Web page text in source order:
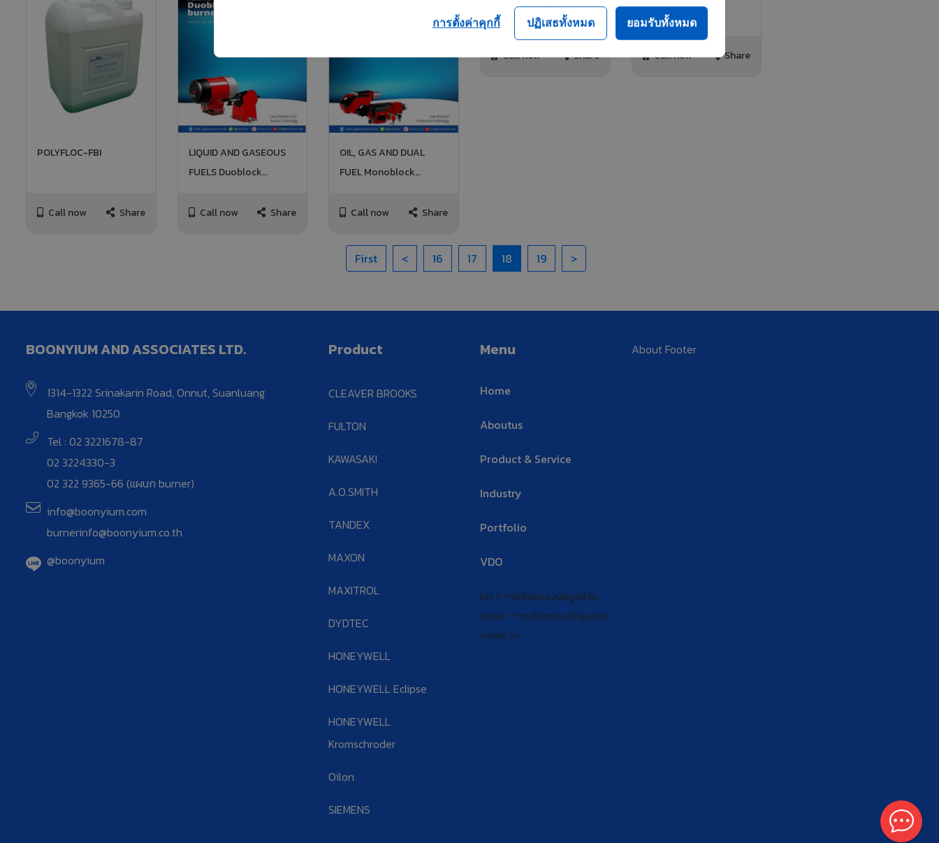
POLYFLOC-FBI
Call now Share
LIQUID AND GASEOUS
FUELS Duoblock
Call now
Share
OIL, GAS AND DUAL
FUEL Monoblock
Call now
Share
Call now Share Call now Share
First < 16 17 18 19 >
BOONYIUM AND ASSOCIATES LTD.
1314-1322 Srinakarin Road, Onnut, Suanluang
Bangkok 10250
Tel : 02 3221678-87
02 3224330-3
02 322 9365-66 (แผนก burner)
info@boonyium.com
burnerinfo@boonyium.co.th
@boonyium
Product
CLEAVER BROOKS
FULTON
KAWASAKI
A.O.SMITH
TANDEX
MAXON
MAXITROL
DYDTEC
HONEYWELL
HONEYWELL Eclipse
HONEYWELL
Kromschroder
Oilon
SIEMENS
Menu
Home
Aboutus
Product & Service
Industry
Portfolio
VDO
EN' ? 'การคุ้มครองข้อมูลส่วน
บุคคล' : 'การคุ้มครองข้อมูลส่วน
บุคคล' ?>
About Footer
ปฏิเสธทั้งหมด ยอมรับทั้งหมด
การตั้งค่าคุกกี้